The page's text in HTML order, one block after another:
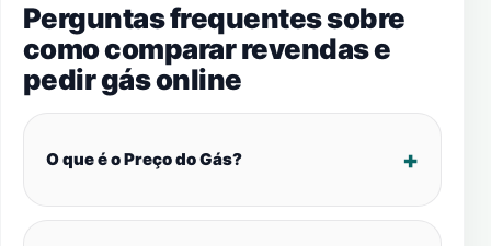
Perguntas frequentes sobre
como comparar revendas e
pedir gás online
O que é o Preço do Gás?